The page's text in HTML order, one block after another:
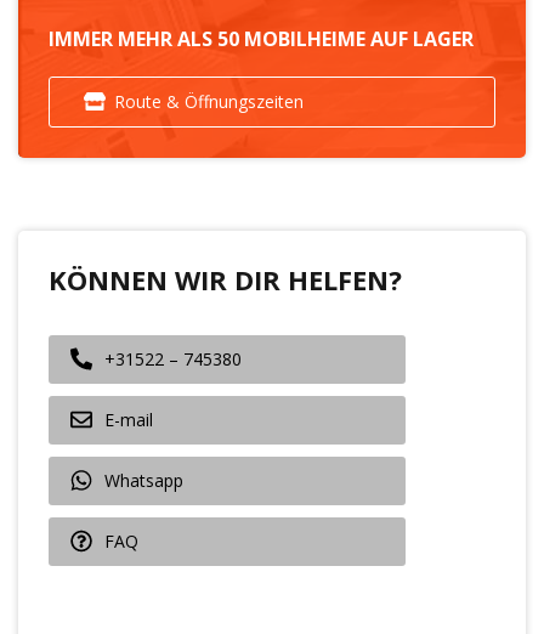
IMMER MEHR ALS 50 MOBILHEIME AUF LAGER
Route & Öffnungszeiten
KÖNNEN WIR DIR HELFEN?
+31522 – 745380
E-mail
Whatsapp
FAQ